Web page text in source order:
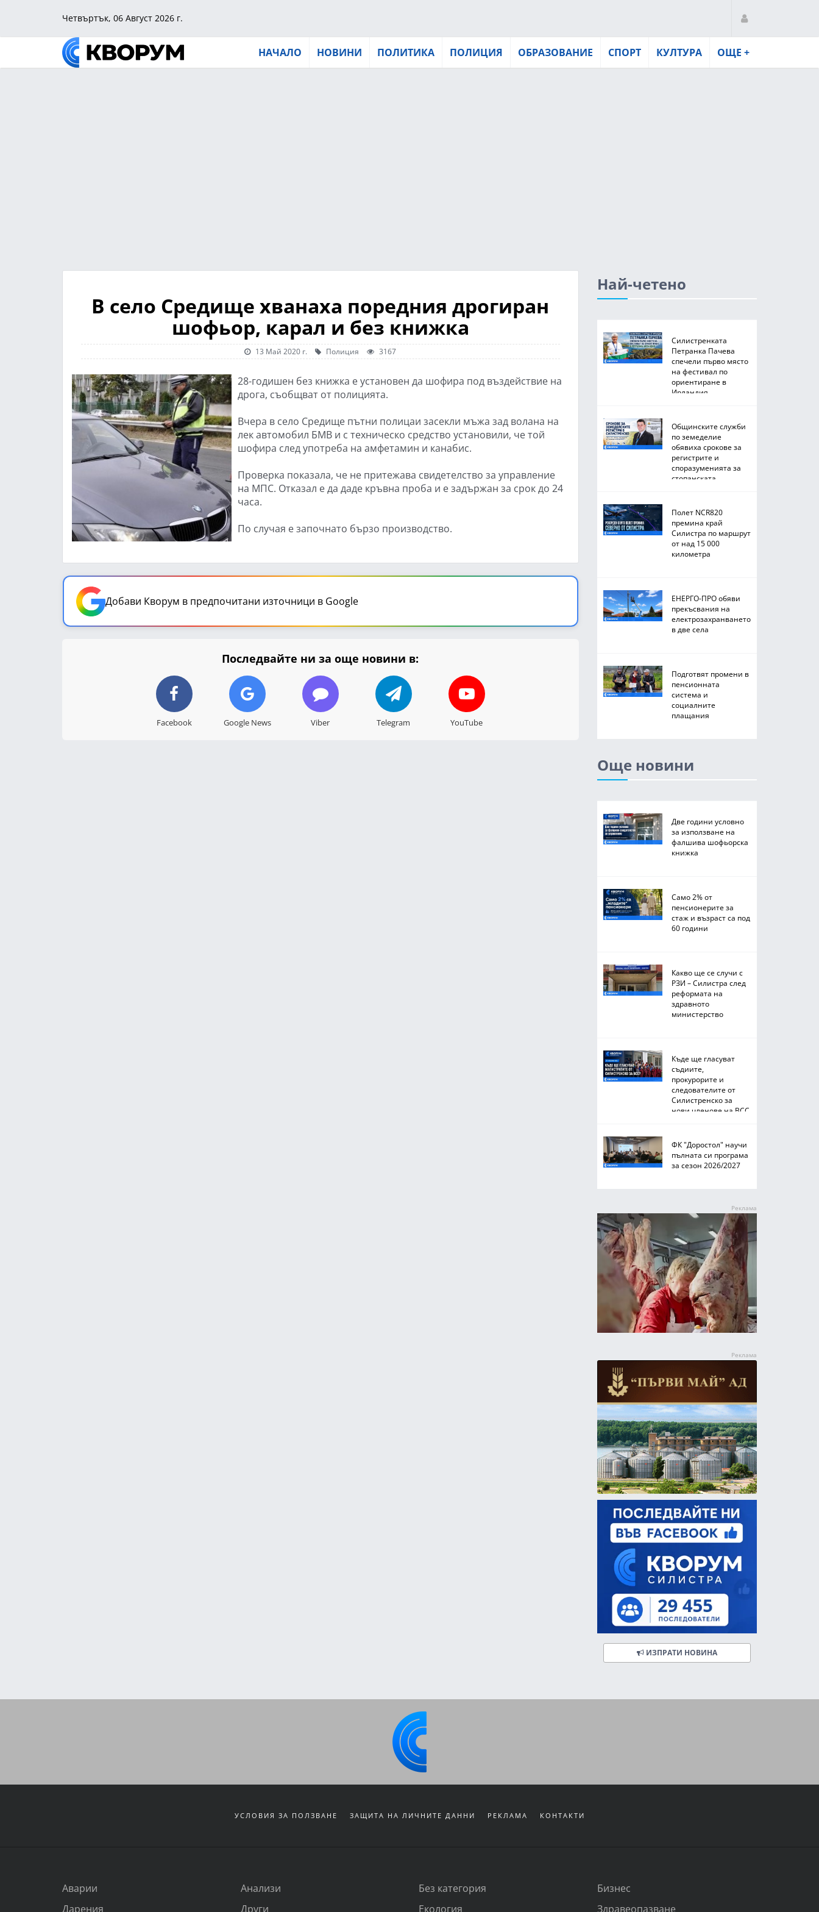
Четвъртък, 06 Август 2026 г.
НАЧАЛО НОВИНИ ПОЛИТИКА ПОЛИЦИЯ ОБРАЗОВАНИЕ СПОРТ КУЛТУРА ОЩЕ +
В село Средище хванаха поредния дрогиран
шофьор, карал и без книжка
13 Май 2020 г. Полиция 3167
28-годишен без книжка е установен да шофира под въздействие на
дрога, съобщват от полицията.
Вчера в село Средище пътни полицаи засекли мъжа зад волана на
лек автомобил БМВ и с техническо средство установили, че той
шофира след употреба на амфетамин и канабис.
Проверка показала, че не притежава свидетелство за управление
на МПС. Отказал е да даде кръвна проба и е задържан за срок до 24
часа.
По случая е започнато бързо производство.
Добави Кворум в предпочитани източници в Google
Последвайте ни за още новини в:
Facebook Google News Viber Telegram YouTube
Най-четено
Силистренката
Петранка Пачева
спечели първо място
на фестивал по
ориентиране в
Ирландия
Общинските служби
по земеделие
обявиха срокове за
регистрите и
споразуменията за
стопанската
Полет NCR820
премина край
Силистра по маршрут
от над 15 000
километра
ЕНЕРГО-ПРО обяви
прекъсвания на
електрозахранването
в две села
Подготвят промени в
пенсионната
система и
социалните
плащания
Още новини
Две години условно
за използване на
фалшива шофьорска
книжка
Само 2% от
пенсионерите за
стаж и възраст са под
60 години
Какво ще се случи с
РЗИ – Силистра след
реформата на
здравното
министерство
Къде ще гласуват
съдиите,
прокурорите и
следователите от
Силистренско за
нови членове на ВСС
ФК "Доростол" научи
пълната си програма
за сезон 2026/2027
ИЗПРАТИ НОВИНА
УСЛОВИЯ ЗА ПОЛЗВАНЕ ЗАЩИТА НА ЛИЧНИТЕ ДАННИ РЕКЛАМА КОНТАКТИ
Аварии Анализи Без категория
Бизнес
Дарения
Други Екология Здравеопазване